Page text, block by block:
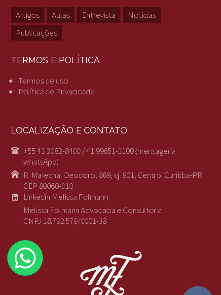
Artigos Aulas Entrevista
Notícias
Publicações
TERMOS E POLÍTICA
Termos de uso
Política de Privacidade
LOCALIZAÇÃO E CONTATO
+55 41 3082-8400 / 41 99651-1100 (mensageria
whatsApp)
R. Marechal Deodoro, 869, cj. 801, Centro. Curitiba-PR.
CEP 80060-010
Linkedin Melissa Folmann
Melissa Folmann Advocacia e Consultoria |
CNPJ 18.792.579/0001-38